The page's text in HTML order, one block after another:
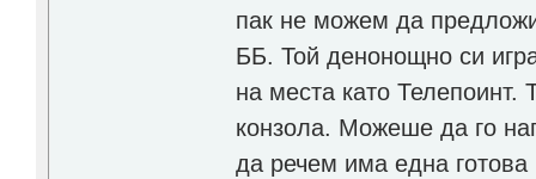
пак не можем да
ББ. Той денонощно си
на места като Телепоинт.
конзола. Можеше да го
да речем има една